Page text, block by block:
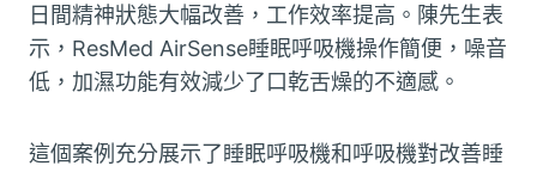
日間精神狀態大幅改善，工作效率提高。陳先生表
示，ResMed AirSense睡眠呼吸機操作簡便，噪音
低，加濕功能有效減少了口乾舌燥的不適感。
這個案例充分展示了睡眠呼吸機和呼吸機對改善睡